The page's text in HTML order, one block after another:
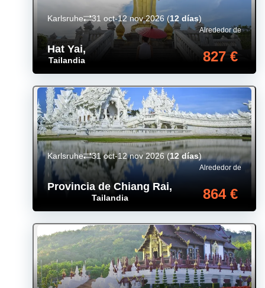
Hat Yai,
Tailandia
Alrededor de
827 €
Karlsruhe 31 oct-12 nov 2026 (12 días)
Provincia de Chiang Rai,
Tailandia
Alrededor de
864 €
Karlsruhe 31 oct-12 nov 2026(12 días)